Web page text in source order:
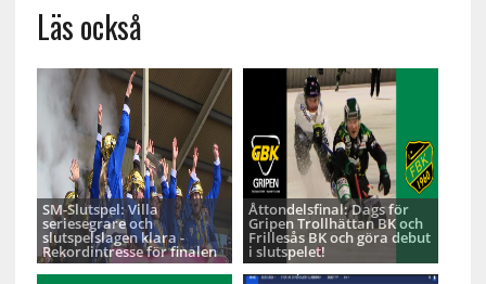
Läs också
SM-Slutspel: Villa
seriesegrare och
slutspelslagen klara -
Rekordintresse för finalen
Åttondelsfinal: Dags för
Gripen Trollhättan BK och
Frillesås BK och göra debut
i slutspelet!